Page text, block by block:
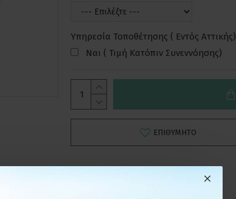
Υπηρεσία Τοποθέτησης ( Εντός Αττικής)
Ναι ( Τιμή Κατόπιν Συνεννόησης)
ΕΠΙΘΥΜΗΤΌ